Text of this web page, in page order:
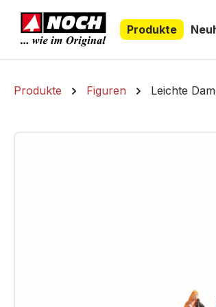
Zur Hauptnavigation
Produkte
Produkte Figuren Leichte
Bildergalerie überspringen